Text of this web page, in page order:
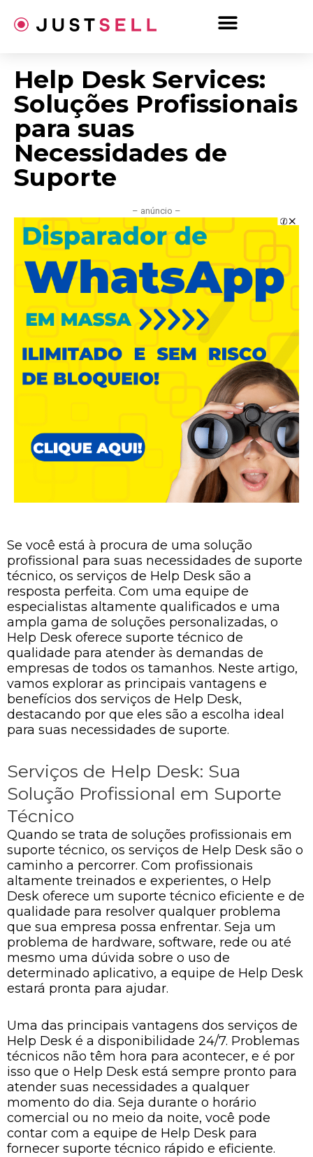
para
Help Desk Services:
Soluções Profissionais
para suas
Necessidades de
Suporte
– anúncio –
Se você está à procura de uma solução
profissional para suas necessidades de suporte
técnico, os serviços de Help Desk são a
resposta perfeita. Com uma equipe de
especialistas altamente qualificados e uma
ampla gama de soluções personalizadas, o
Help Desk oferece suporte técnico de
qualidade para atender às demandas de
empresas de todos os tamanhos. Neste artigo,
vamos explorar as principais vantagens e
benefícios dos serviços de Help Desk,
destacando por que eles são a escolha ideal
para suas necessidades de suporte.
Serviços de Help Desk: Sua
Solução Profissional em Suporte
Técnico
Quando se trata de soluções profissionais em
suporte técnico, os serviços de Help Desk são o
caminho a percorrer. Com profissionais
altamente treinados e experientes, o Help
Desk oferece um suporte técnico eficiente e de
qualidade para resolver qualquer problema
que sua empresa possa enfrentar. Seja um
problema de hardware, software, rede ou até
mesmo uma dúvida sobre o uso de
determinado aplicativo, a equipe de Help Desk
estará pronta para ajudar.
Uma das principais vantagens dos serviços de
Help Desk é a disponibilidade 24/7. Problemas
técnicos não têm hora para acontecer, e é por
isso que o Help Desk está sempre pronto para
atender suas necessidades a qualquer
momento do dia. Seja durante o horário
comercial ou no meio da noite, você pode
contar com a equipe de Help Desk para
fornecer suporte técnico rápido e eficiente.